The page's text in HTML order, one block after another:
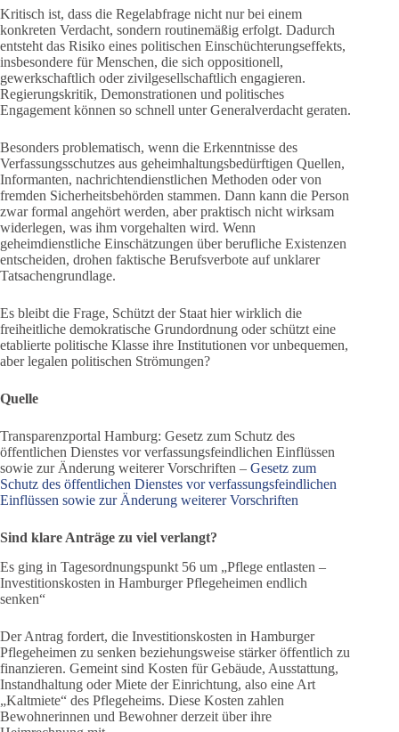
Kritisch ist, dass die Regelabfrage nicht nur bei einem
konkreten Verdacht, sondern routinemäßig erfolgt. Dadurch
entsteht das Risiko eines politischen Einschüchterungseffekts,
insbesondere für Menschen, die sich oppositionell,
gewerkschaftlich oder zivilgesellschaftlich engagieren.
Regierungskritik, Demonstrationen und politisches
Engagement können so schnell unter Generalverdacht geraten.
Besonders problematisch, wenn die Erkenntnisse des
Verfassungsschutzes aus geheimhaltungsbedürftigen Quellen,
Informanten, nachrichtendienstlichen Methoden oder von
fremden Sicherheitsbehörden stammen. Dann kann die Person
zwar formal angehört werden, aber praktisch nicht wirksam
widerlegen, was ihm vorgehalten wird. Wenn
geheimdienstliche Einschätzungen über berufliche Existenzen
entscheiden, drohen faktische Berufsverbote auf unklarer
Tatsachengrundlage.
Es bleibt die Frage, Schützt der Staat hier wirklich die
freiheitliche demokratische Grundordnung oder schützt eine
etablierte politische Klasse ihre Institutionen vor unbequemen,
aber legalen politischen Strömungen?
Quelle
Transparenzportal Hamburg: Gesetz zum Schutz des
öffentlichen Dienstes vor verfassungsfeindlichen Einflüssen
sowie zur Änderung weiterer Vorschriften – Gesetz zum
Schutz des öffentlichen Dienstes vor verfassungsfeindlichen
Einflüssen sowie zur Änderung weiterer Vorschriften
Sind klare Anträge zu viel verlangt?
Es ging in Tagesordnungspunkt 56 um „Pflege entlasten –
Investitionskosten in Hamburger Pflegeheimen endlich
senken“
Der Antrag fordert, die Investitionskosten in Hamburger
Pflegeheimen zu senken beziehungsweise stärker öffentlich zu
finanzieren. Gemeint sind Kosten für Gebäude, Ausstattung,
Instandhaltung oder Miete der Einrichtung, also eine Art
„Kaltmiete“ des Pflegeheims. Diese Kosten zahlen
Bewohnerinnen und Bewohner derzeit über ihre